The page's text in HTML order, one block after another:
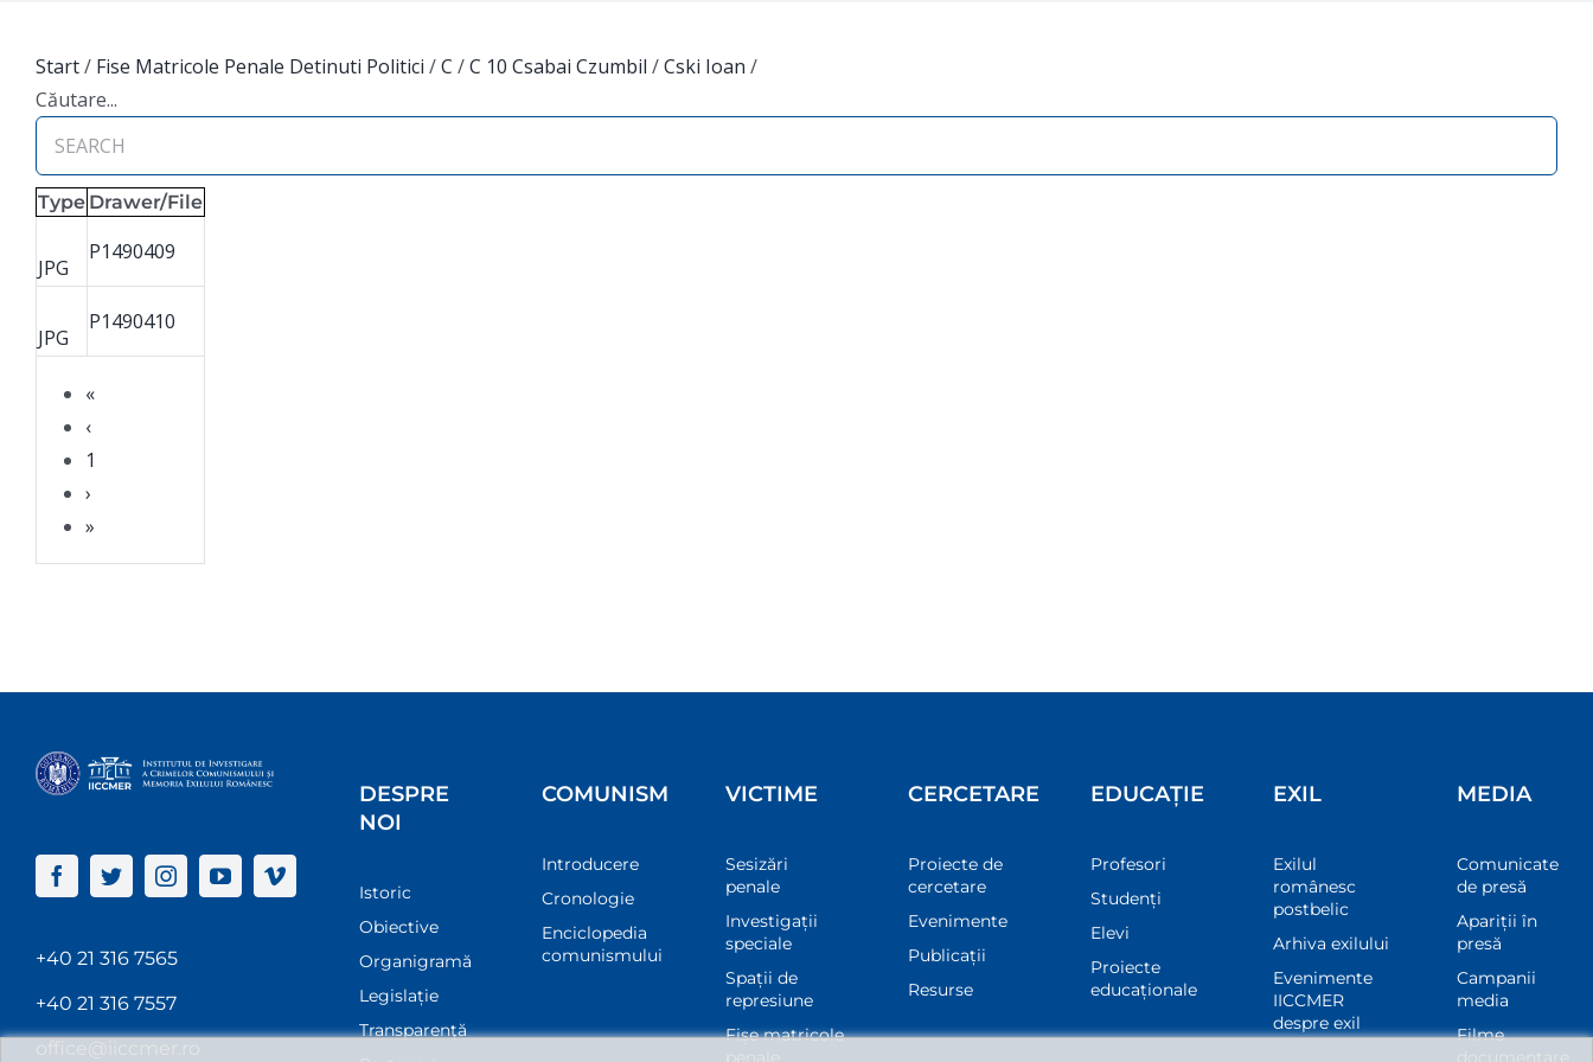
Start/ Fise Matricole Penale Detinuti Politici /C /C 10 Csabai Czumbil /Cski Ioan /
Căutare...
Type Drawer/File
«
‹
1
›
»
JPG
P1490409
JPG
P1490410
+40 21 316 7565
+40 21 316 7557
office@iiccmer.ro
DESPRE
NOI
Istoric
Obiective
Organigramă
Legislație
Transparenţă
COMUNISM
Introducere
Cronologie
Enciclopedia
comunismului
VICTIME
Sesizări
penale
Investigații
speciale
Spații de
represiune
Fișe matricole
penale
CERCETARE
Proiecte de
cercetare
Evenimente
Publicații
Resurse
EDUCAȚIE
Profesori
Studenți
Elevi
Proiecte
educaționale
EXIL
Exilul
românesc
postbelic
Arhiva exilului
Evenimente
IICCMER
despre exil
MEDIA
Comunicate
de presă
Apariții în
presă
Campanii
media
Filme
documentare